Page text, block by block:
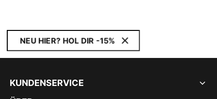
NEU HIER? HOL DIR -15%
KUNDENSERVICE